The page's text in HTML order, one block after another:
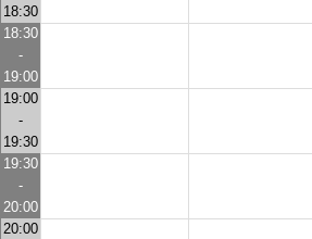
18:30
18:30
-
19:00
19:00
-
19:30
19:30
-
20:00
20:00